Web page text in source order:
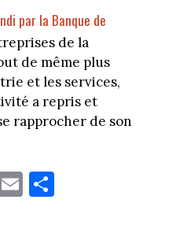
par la Banque de
de la
de même plus
et les services,
a repris et
rapprocher de son
E
m
Pa